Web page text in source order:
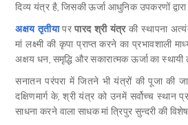
दिव्य यंत्र है, जिसकी ऊर्जा आधुनिक उपकरणों
अक्षय तृतीयापरपारद श्री यंत्रकी स्थापना
मां लक्ष्मी की कृपा प्राप्त करने का प्रभावशाली
अक्षय धन, समृद्धि और सकारात्मक ऊर्जा का स्थायी
सनातन परंपरा में जितने भी यंत्रों की पूजा की
दक्षिणमार्ग के, श्री यंत्र को उनमें सर्वोच्च स्थान
साधना करने वाला साधक मां त्रिपुर सुन्दरी की